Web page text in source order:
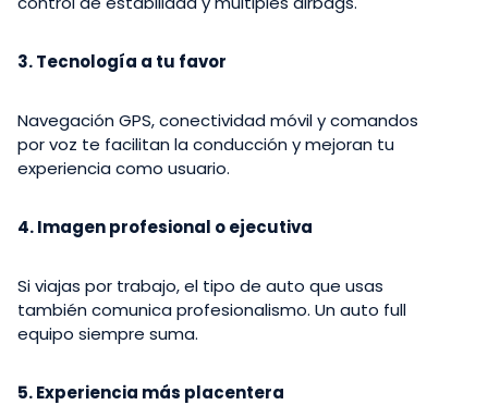
3. Tecnología a tu favor
Navegación GPS, conectividad móvil y comandos
por voz te facilitan la conducción y mejoran tu
experiencia como usuario.
4. Imagen profesional o ejecutiva
Si viajas por trabajo, el tipo de auto que usas
también comunica profesionalismo. Un auto full
equipo siempre suma.
5. Experiencia más placentera